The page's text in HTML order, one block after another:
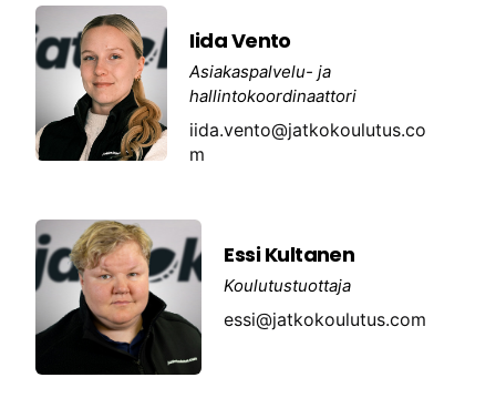
Iida Vento
Asiakaspalvelu- ja
hallintokoordinaattori
iida.vento@jatkokoulutus.co
m
Essi Kultanen
Koulutustuottaja
essi@jatkokoulutus.com